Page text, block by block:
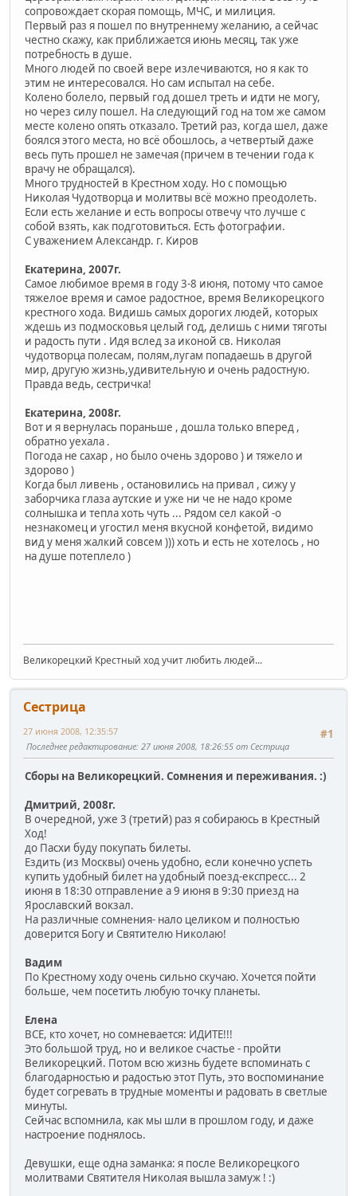
сопровождает скорая помощь, МЧС, и милиция.
Первый раз я пошел по внутреннему желанию, а сейчас
честно скажу, как приближается июнь месяц, так уже
потребность в душе.
Много людей по своей вере излечиваются, но я как то
этим не интересовался. Но сам испытал на себе.
Колено болело, первый год дошел треть и идти не могу,
но через силу пошел. На следующий год на том же самом
месте колено опять отказало. Третий раз, когда шел, даже
боялся этого места, но всё обошлось, а четвертый даже
весь путь прошел не замечая (причем в течении года к
врачу не обращался).
Много трудностей в Крестном ходу. Но с помощью
Николая Чудотворца и молитвы всё можно преодолеть.
Если есть желание и есть вопросы отвечу что лучше с
собой взять, как подготовиться. Есть фотографии.
С уважением Александр. г. Киров
Екатерина, 2007г.
Самое любимое время в году 3-8 июня, потому что самое
тяжелое время и самое радостное, время Великорецкого
крестного хода. Видишь самых дорогих людей, которых
ждешь из подмосковья целый год, делишь с ними тяготы
и радость пути . Идя вслед за иконой св. Николая
чудотворца полесам, полям,лугам попадаешь в другой
мир, другую жизнь,удивительную и очень радостную.
Правда ведь, сестричка!
Екатерина, 2008г.
Вот и я вернулась пораньше , дошла только вперед ,
обратно уехала .
Погода не сахар , но было очень здорово ) и тяжело и
здорово )
Когда был ливень , остановились на привал , сижу у
заборчика глаза аутские и уже ни че не надо кроме
солнышка и тепла хоть чуть ... Рядом сел какой -о
незнакомец и угостил меня вкусной конфетой, видимо
вид у меня жалкий совсем ))) хоть и есть не хотелось , но
на душе потеплело )
Великорецкий Крестный ход учит любить людей...
Сестрица
#1
27 июня 2008, 12:35:57
Последнее редактирование: 27 июня 2008, 18:26:55 от Сестрица
Сборы на Великорецкий. Сомнения и переживания. :)
Дмитрий, 2008г.
В очередной, уже 3 (третий) раз я собираюсь в Крестный
Ход!
до Пасхи буду покупать билеты.
Ездить (из Москвы) очень удобно, если конечно успеть
купить удобный билет на удобный поезд-експресс... 2
июня в 18:30 отправление а 9 июня в 9:30 приезд на
Ярославский вокзал.
На различные сомнения- нало целиком и полностью
доверится Богу и Святителю Николаю!
Вадим
По Крестному ходу очень сильно скучаю. Хочется пойти
больше, чем посетить любую точку планеты.
Елена
ВСЕ, кто хочет, но сомневается: ИДИТЕ!!!
Это большой труд, но и великое счастье - пройти
Великорецкий. Потом всю жизнь будете вспоминать с
благодарностью и радостью этот Путь, это воспоминание
будет согревать в трудные моменты и радовать в светлые
минуты.
Сейчас вспомнила, как мы шли в прошлом году, и даже
настроение поднялось.
Девушки, еще одна заманка: я после Великорецкого
молитвами Святителя Николая вышла замуж ! :)